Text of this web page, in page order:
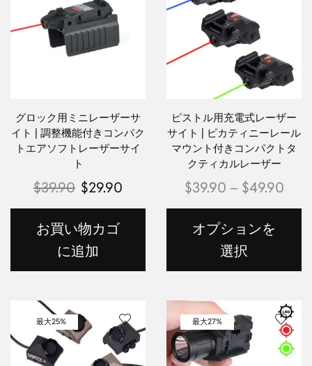
グロック用ミニレーザーサ
イト | 調整機能付きコンパク
トエアソフトレーザーサイ
ト
$39.90 $29.90
お買い物カゴ
に追加
ピストル用充電式レーザー
サイト | ピカティニーレール
マウント付きコンパクトタ
クティカルレーザー
$39.90 – $49.90
オプションを
選択
最大25% 最大27%